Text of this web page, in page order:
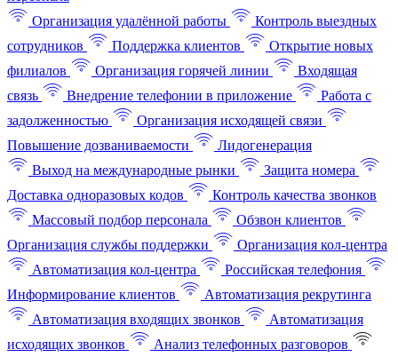
Организация удалённой работы
Контроль выездных
сотрудников
Поддержка клиентов
Открытие новых
филиалов
Организация горячей линии
Входящая
связь
Внедрение телефонии в приложение
Работа с
задолженностью
Организация исходящей связи
Повышение дозваниваемости
Лидогенерация
Выход на международные рынки
Защита номера
Доставка одноразовых кодов
Контроль качества звонков
Массовый подбор персонала
Обзвон клиентов
Организация службы поддержки
Организация кол-центра
Автоматизация кол-центра
Российская телефония
Информирование клиентов
Автоматизация рекрутинга
Автоматизация входящих звонков
Автоматизация
исходящих звонков
Анализ телефонных разговоров